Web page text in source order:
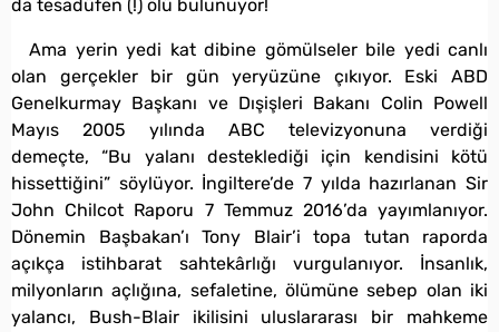
da tesadüfen (!) ölü bulunuyor!
Ama yerin yedi kat dibine gömülseler bile yedi canlı
olan gerçekler bir gün yeryüzüne çıkıyor. Eski ABD
Genelkurmay Başkanı ve Dışişleri Bakanı Colin Powell
Mayıs 2005 yılında ABC televizyonuna verdiği
demeçte, “Bu yalanı desteklediği için kendisini kötü
hissettiğini” söylüyor. İngiltere’de 7 yılda hazırlanan Sir
John Chilcot Raporu 7 Temmuz 2016’da yayımlanıyor.
Dönemin Başbakan’ı Tony Blair’i topa tutan raporda
açıkça istihbarat sahtekârlığı vurgulanıyor. İnsanlık,
milyonların açlığına, sefaletine, ölümüne sebep olan iki
yalancı, Bush-Blair ikilisini uluslararası bir mahkeme